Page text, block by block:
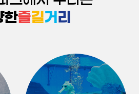
한즐길거 리